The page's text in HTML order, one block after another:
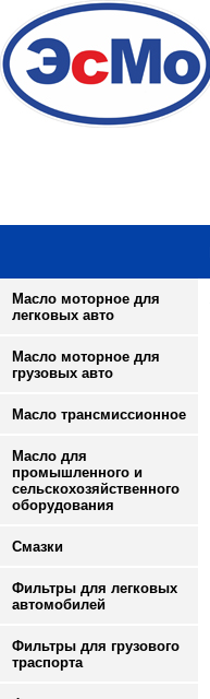
Масло моторное для
легковых авто
Масло моторное для
грузовых авто
Масло трансмиссионное
Масло для
промышленного и
сельскохозяйственного
оборудования
Смазки
Фильтры для легковых
автомобилей
Фильтры для грузового
траспорта